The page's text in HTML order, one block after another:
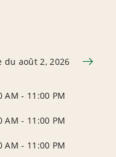
du août 2, 2026
AM - 11:00 PM
AM - 11:00 PM
AM - 11:00 PM